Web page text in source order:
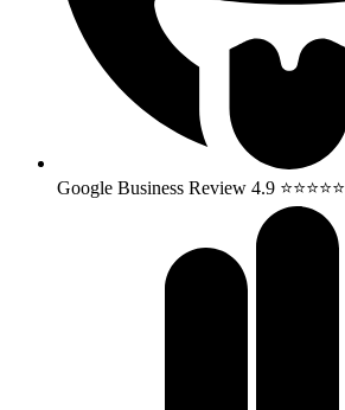
Google Business Review 4.9 ⭐⭐⭐⭐⭐